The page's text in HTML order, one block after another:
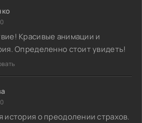
Красивые анимации и
Определенно стоит увидеть!
история о преодолении страхов.